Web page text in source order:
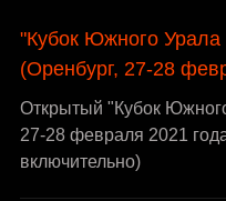
"Кубок Южного
(Оренбург, 27-28
Открытый "Кубок
27-28 февраля 2021
включительно)